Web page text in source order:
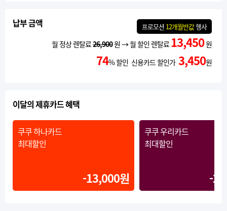
납부 금액 프로모션 12개월반값행사
월 정상 렌탈료 26,900원 → 월 할인 렌탈료 13,450원
74% 할인 신용카드 할인가 3,450원
이달의 제휴카드 혜택
쿠쿠 하나카드
최대할인
-13,000원
쿠쿠 우리카드
최대할인
-